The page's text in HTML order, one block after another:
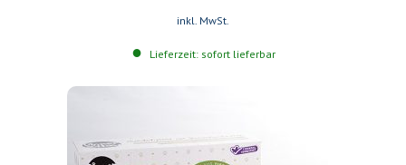
inkl. MwSt.
Lieferzeit: sofort lieferbar